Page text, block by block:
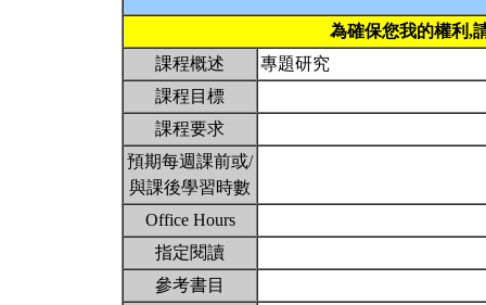
為確保您我的權利,
課程概述
專題研究
課程目標
課程要求
預期每週課前或/
與課後學習時數
Office Hours
指定閱讀
參考書目